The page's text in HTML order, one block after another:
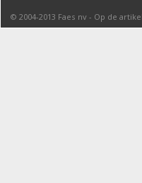
© 2004-2013 Faes nv - Op de